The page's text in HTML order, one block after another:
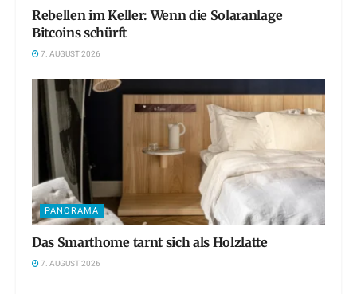
Rebellen im Keller: Wenn die Solaranlage
Bitcoins schürft
7. AUGUST 2026
PANORAMA
Das Smarthome tarnt sich als Holzlatte
7. AUGUST 2026